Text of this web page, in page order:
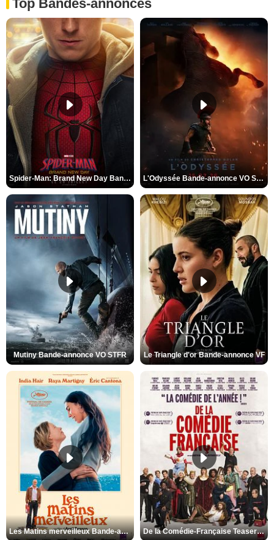
Top Bandes-annonces
Spider-Man: Brand New Day Bande-annonce VO STFR L'Odyssée Bande-annonce VO STFR
Mutiny Bande-annonce VO STFR Le Triangle d'or Bande-annonce VF
Les Matins merveilleux Bande-annonce VF De la Comédie-Française Teaser VF